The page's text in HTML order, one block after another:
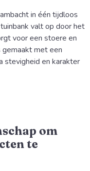
in één tijdloos
valt op door het
voor een stoere en
met een
stevigheid en karakter
om
te